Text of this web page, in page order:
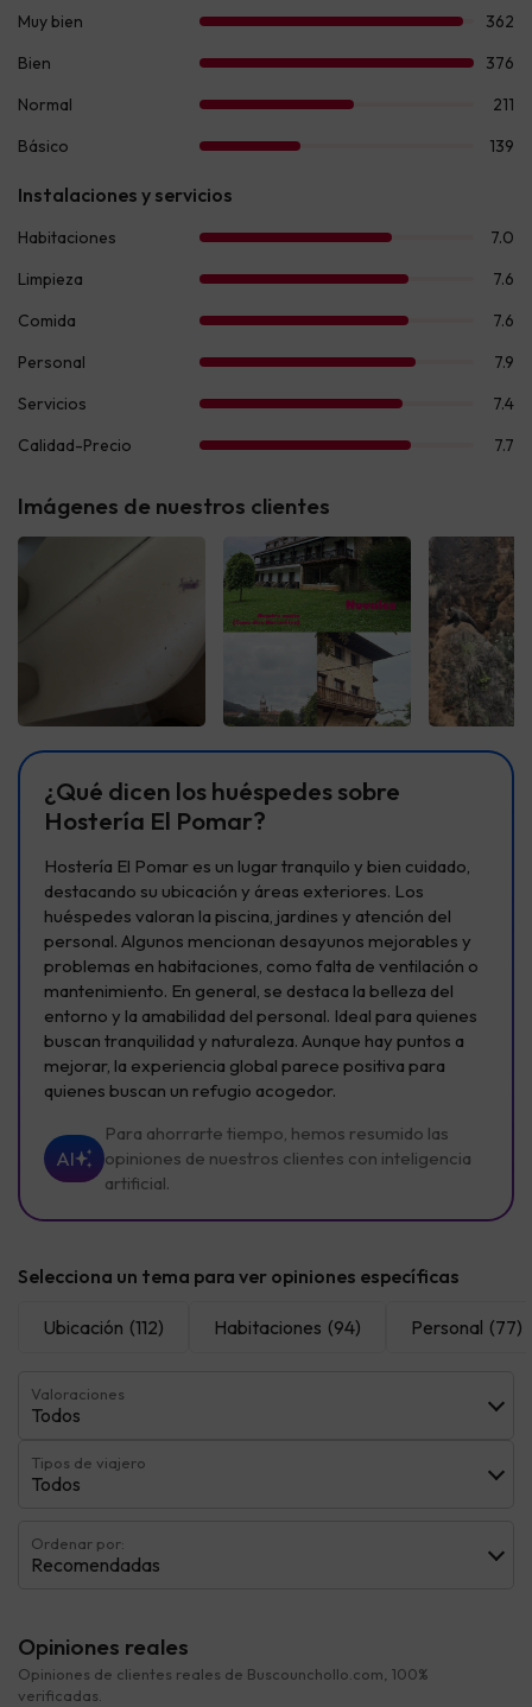
Imágenes de nuestros clientes
¿Qué dicen los huéspedes sobre
Hostería El Pomar?
Hostería El Pomar es un lugar tranquilo y bien cuidado,
destacando su ubicación y áreas exteriores. Los
huéspedes valoran la piscina, jardines y atención del
personal. Algunos mencionan desayunos mejorables y
problemas en habitaciones, como falta de ventilación o
mantenimiento. En general, se destaca la belleza del
entorno y la amabilidad del personal. Ideal para quienes
buscan tranquilidad y naturaleza. Aunque hay puntos a
mejorar, la experiencia global parece positiva para
quienes buscan un refugio acogedor.
AI
Para ahorrarte tiempo, hemos resumido las
opiniones de nuestros clientes con inteligencia
artificial.
Selecciona un tema para ver opiniones específicas
Ubicación (112) Habitaciones (94) Personal (77)
Valoraciones
Todos
Tipos de viajero
Todos
Ordenar por:
Recomendadas
Opiniones reales
Opiniones de clientes reales de Buscounchollo.com, 100%
verificadas.